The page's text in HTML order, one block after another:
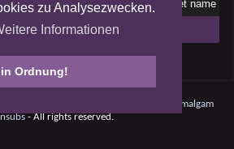
zu Analysezwecken.
Informationen
Ordnung!
Folge uns auf
Amalgam
- All rights reserved.